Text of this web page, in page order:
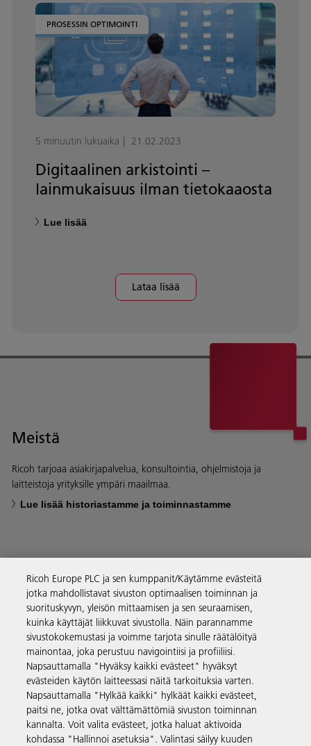
PROSESSIN OPTIMOINTI
5 minuutin lukuaika 21.02.2023
Digitaalinen arkistointi –
lainmukaisuus ilman tietokaaosta
Lue lisää
Lataa lisää
Meistä
Ricoh tarjoaa asiakirjapalvelua, konsultointia, ohjelmistoja ja
laitteistoja yrityksille ympäri maailmaa.
Lue lisää historiastamme ja toiminnastamme
Yritysratkaisut
Tuotteet ja palvelut
Tuki ja yhteystiedot
Resurssit
Ricoh Europe PLC ja sen kumppanit/Käytämme evästeitä
jotka mahdollistavat sivuston optimaalisen toiminnan ja
suorituskyvyn, yleisön mittaamisen ja sen seuraamisen,
kuinka käyttäjät liikkuvat sivustolla. Näin parannamme
sivustokokemustasi ja voimme tarjota sinulle räätälöityä
mainontaa, joka perustuu navigointiisi ja profiiliisi.
Napsauttamalla "Hyväksy kaikki evästeet" hyväksyt
evästeiden käytön laitteessasi näitä tarkoituksia varten.
Napsauttamalla "Hylkää kaikki" hylkäät kaikki evästeet,
paitsi ne, jotka ovat välttämättömiä sivuston toiminnan
kannalta. Voit valita evästeet, jotka haluat aktivoida
kohdassa "Hallinnoi asetuksia". Valintasi säilyy kuuden